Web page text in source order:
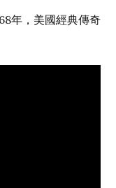
年，美國經典傳奇